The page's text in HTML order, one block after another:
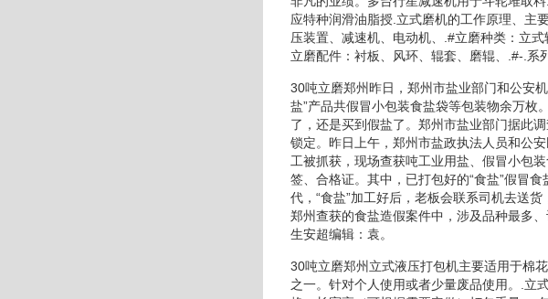
应特种润滑油脂授.立式磨机的工作原理、主
压装置、减速机、电动机、.#立磨种类：立
立磨配件：衬板、风环、辊套、磨辊、.#-.系
30吨立磨郑州昨日，郑州市盐业部门和公安
盐”产品共假冒小包装食盐袋等包装物余万枚
了，还是买到假盐了。郑州市盐业部门据此
锁定。昨日上午，郑州市盐政执法人员和公
工被抓获，现场查获吨工业用盐、假冒小包
签、合格证。其中，已打包好的“食盐”假冒
代，“食盐”加工好后，老板会联系司机去送
郑州查获的食盐造假案件中，涉及品种最多
生安超编辑：袁。
30吨立磨郑州立式液压打包机主要适用于棉
之一。针对个人使用或者少量废品使用。.立